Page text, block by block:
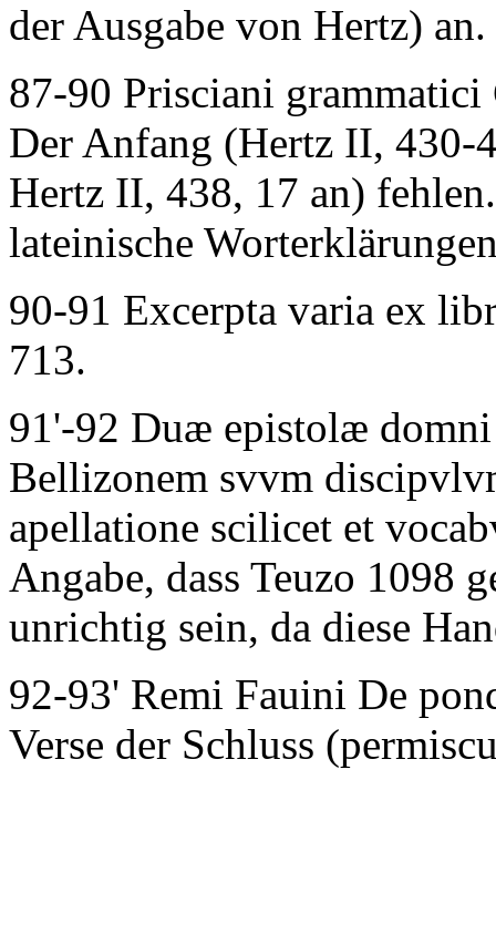
der Ausgabe von Hertz)
87-90 Prisciani grammatici
Der Anfang (Hertz II, 430-
Hertz II, 438, 17 an)
lateinische
90-91 Excerpta varia ex
713.
91'-92 Duæ epistolæ domni
Bellizonem svvm
apellatione scilicet et
Angabe, dass Teuzo 1098
unrichtig sein, da diese
92-93' Remi Fauini De
Verse der Schluss